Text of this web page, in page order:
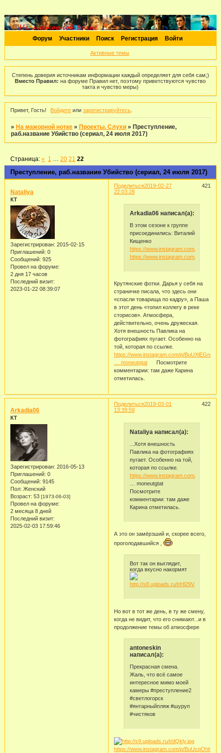
Форум Участники Поиск Регистрация Войти
Активные темы
Степень доверия источникам информации каждый определяет для себя сам;)
Вместо Правил: на форуме Правил нет, поэтому приветствуются чувство
такта и чувство меры)
Привет, Гость! Войдите илизарегистрируйтесь
» На мажорной нотке » Проекты. Слухи » Преступление,
раб.название Убийство (сериал, 24 июля 2017)
Преступление, раб.название Убийство (сериал, 24 июля 2017)
Страница:« 1 20 21 22
Поделиться 421
2019-02-27
22:03:28
Nataliya
КТ
Зарегистрирован: 2015-02-15
Приглашений: 0
Сообщений: 925
Провел на форуме:
2 дня 17 часов
Последний визит:
2023-01-22 08:39:07
Arkadia06 написал(а):
В этом сезоне к группе
присоединились: Виталий
Кищенко
https://www.instagram.com/p/
https://www.instagram.com/p/
Крутянские фотки. Дарья у себя на
страничке писала, что здесь они
«спасли товарища по кадру», а Паша
в этот день «топил коллегу в реке
сторисов». Атмосфера,
действительно, очень дружеская.
Хотя внешность Павлика на
фотографиях пугает. Особенно на
той, которая по ссылке.
https://www.instagram.com/p/BuUXlEGnoKZ
… moneutgtatПосмотрите
комментарии: там даже Карина
отметилась.
Поделиться 422
2019-03-01
13:39:59
Arkadia06
КТ
Зарегистрирован: 2016-05-13
Приглашений: 0
Сообщений: 9145
Пол: Женский
Возраст: 53 [1973-06-03]
Провел на форуме:
2 месяца 8 дней
Последний визит:
2025-02-03 17:59:46
Nataliya написал(а):
...Хотя внешность
Павлика на фотографиях
пугает. Особенно на той,
которая по ссылке.
https://www.instagram.com/p/
… moneutgtat
Посмотрите
комментарии: там даже
Карина отметилась.
А это он замёрзший и, скорее всего,
проголодавшийся ,
Вот так он выглядит,
когда вкусно накормят
Но вот в тот же день, в ту же смену,
когда не видит, что его снимают...и в
продолжение темы об атмосфере
antoneskin
написал(а):
Прекрасная смена.
Жаль, что всё самое
интересное мимо моей
камеры #преступление2
#светлогорск
#янтарныйпляж #шуруп
#чистяков
https://www.instagram.com/p/